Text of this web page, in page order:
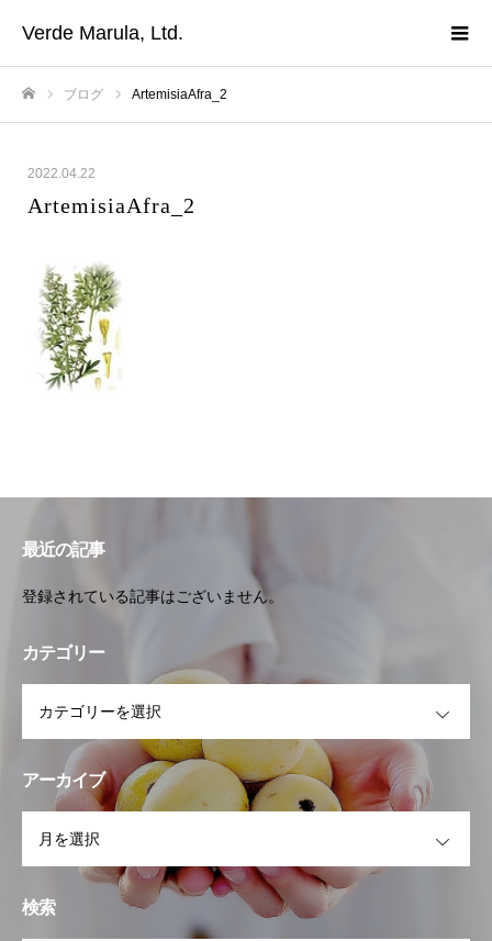
Verde Marula, Ltd.
ブログ ArtemisiaAfra_2
2022.04.22
ArtemisiaAfra_2
最近の記事
登録されている記事はございません。
カテゴリー
アーカイブ
検索